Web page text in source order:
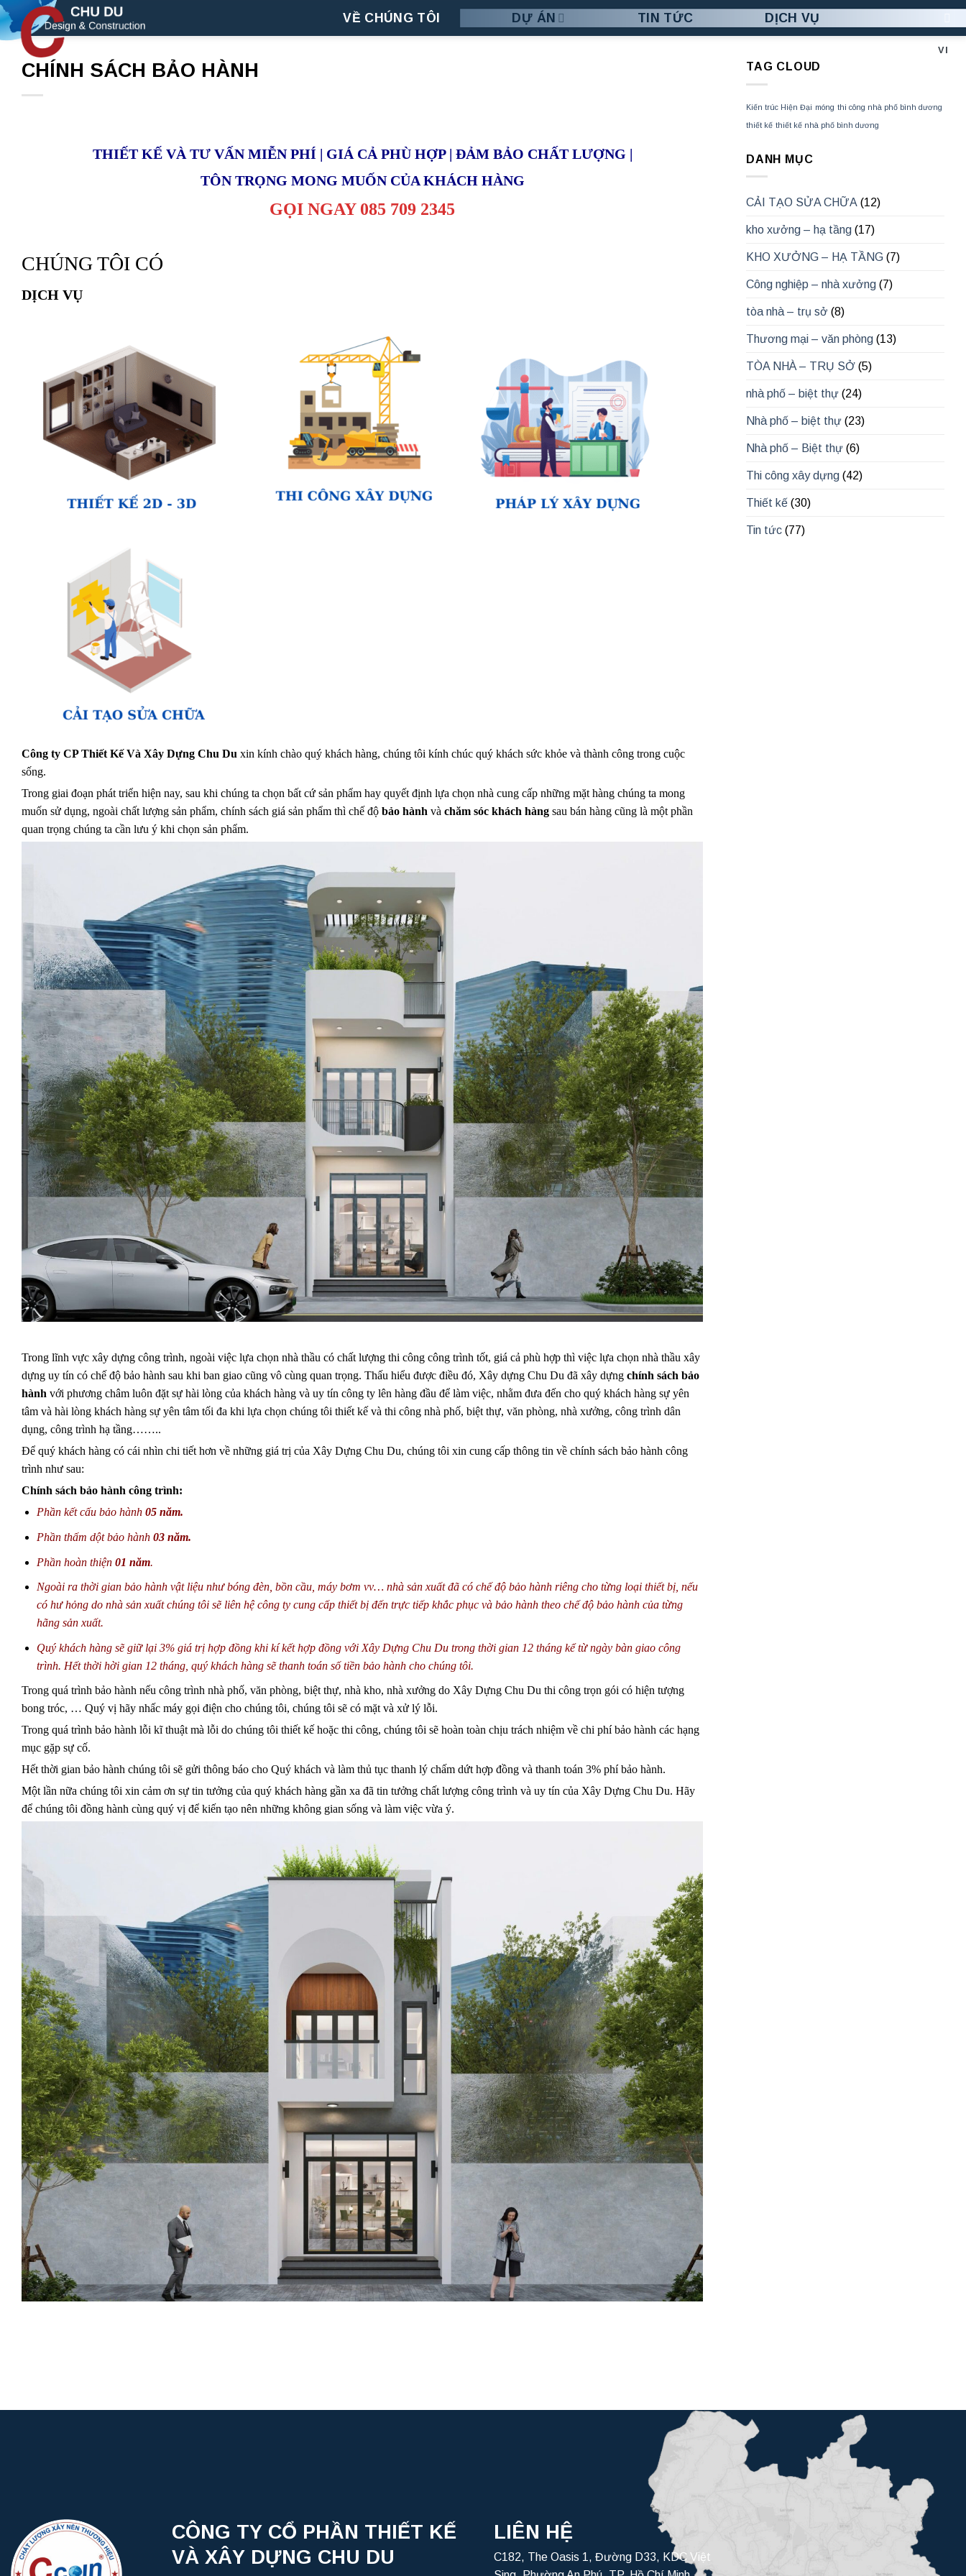
Skip
to
content
VỀ CHÚNG TÔI DỰ ÁN TIN TỨC DỊCH VỤ
VI
CHÍNH SÁCH BẢO HÀNH
THIẾT KẾ VÀ TƯ VẤN MIỄN PHÍ | GIÁ CẢ PHÙ HỢP | ĐẢM BẢO CHẤT LƯỢNG |
TÔN TRỌNG MONG MUỐN CỦA KHÁCH HÀNG
GỌI NGAY 085 709 2345
CHÚNG TÔI CÓ
DỊCH VỤ
Công ty CP Thiết Kế Và Xây Dựng Chu Du xin kính chào quý khách hàng, chúng tôi kính chúc quý khách sức khỏe và thành công trong cuộc
sống.
Trong giai đoạn phát triển hiện nay, sau khi chúng ta chọn bất cứ sản phẩm hay quyết định lựa chọn nhà cung cấp những mặt hàng chúng ta mong
muốn sử dụng, ngoài chất lượng sản phẩm, chính sách giá sản phẩm thì chế độ bảo hành và chăm sóc khách hàng sau bán hàng cũng là một phần
quan trọng chúng ta cần lưu ý khi chọn sản phẩm.
Trong lĩnh vực xây dựng công trình, ngoài việc lựa chọn nhà thầu có chất lượng thi công công trình tốt, giá cả phù hợp thì việc lựa chọn nhà thầu xây
dựng uy tín có chế độ bảo hành sau khi ban giao cũng vô cùng quan trọng. Thấu hiểu được điều đó, Xây dựng Chu Du đã xây dựng chính sách bảo
hành với phương châm luôn đặt sự hài lòng của khách hàng và uy tín công ty lên hàng đầu để làm việc, nhằm đưa đến cho quý khách hàng sự yên
tâm và hài lòng khách hàng sự yên tâm tối đa khi lựa chọn chúng tôi thiết kế và thi công nhà phố, biệt thự, văn phòng, nhà xưởng, công trình dân
dụng, công trình hạ tầng……..
Để quý khách hàng có cái nhìn chi tiết hơn về những giá trị của Xây Dựng Chu Du, chúng tôi xin cung cấp thông tin về chính sách bảo hành công
trình như sau:
Chính sách bảo hành công trình:
Phần kết cấu bảo hành 05 năm.
Phần thấm dột bảo hành 03 năm.
Phần hoàn thiện 01 năm.
Ngoài ra thời gian bảo hành vật liệu như bóng đèn, bồn cầu, máy bơm vv… nhà sản xuất đã có chế độ bảo hành riêng cho từng loại thiết bị, nếu
có hư hỏng do nhà sản xuất chúng tôi sẽ liên hệ công ty cung cấp thiết bị đến trực tiếp khắc phục và bảo hành theo chế độ bảo hành của từng
hãng sản xuất.
Quý khách hàng sẽ giữ lại 3% giá trị hợp đồng khi kí kết hợp đồng với Xây Dựng Chu Du trong thời gian 12 tháng kể từ ngày bàn giao công
trình. Hết thời hời gian 12 tháng, quý khách hàng sẽ thanh toán số tiền bảo hành cho chúng tôi.
Trong quá trình bảo hành nếu công trình nhà phố, văn phòng, biệt thự, nhà kho, nhà xưởng do Xây Dựng Chu Du thi công trọn gói có hiện tượng
bong tróc, … Quý vị hãy nhấc máy gọi điện cho chúng tôi, chúng tôi sẽ có mặt và xử lý lỗi.
Trong quá trình bảo hành lỗi kĩ thuật mà lỗi do chúng tôi thiết kế hoặc thi công, chúng tôi sẽ hoàn toàn chịu trách nhiệm về chi phí bảo hành các hạng
mục gặp sự cố.
Hết thời gian bảo hành chúng tôi sẽ gửi thông báo cho Quý khách và làm thủ tục thanh lý chấm dứt hợp đồng và thanh toán 3% phí bảo hành.
Một lần nữa chúng tôi xin cảm ơn sự tin tưởng của quý khách hàng gần xa đã tin tưởng chất lượng công trình và uy tín của Xây Dựng Chu Du. Hãy
để chúng tôi đồng hành cùng quý vị để kiến tạo nên những không gian sống và làm việc vừa ý.
TAG CLOUD
Kiến trúc Hiện Đại móng thi công nhà phố bình dương
thiết kế thiết kế nhà phố bình dương
DANH MỤC
CẢI TẠO SỬA CHỮA (12)
kho xưởng – hạ tầng (17)
KHO XƯỞNG – HẠ TẦNG (7)
Công nghiệp – nhà xưởng (7)
tòa nhà – trụ sở (8)
Thương mại – văn phòng (13)
TÒA NHÀ – TRỤ SỞ (5)
nhà phố – biệt thự (24)
Nhà phố – biệt thự (23)
Nhà phố – Biệt thự (6)
Thi công xây dựng (42)
Thiết kế (30)
Tin tức (77)
CÔNG TY CỔ PHẦN THIẾT KẾ
VÀ XÂY DỰNG CHU DU
LIÊN HỆ
C182, The Oasis 1, Đường D33, KDC Việt